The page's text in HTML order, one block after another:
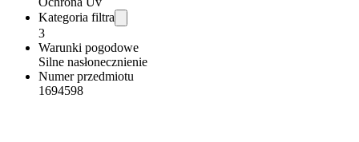
Kategoria filtra
3
Warunki pogodowe
Silne nasłonecznienie
Numer przedmiotu
1694598